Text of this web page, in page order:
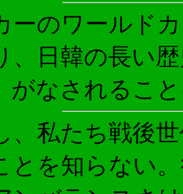
のワールドカ
、日韓の長い
がなされるこ
私たち戦後
とを知らない